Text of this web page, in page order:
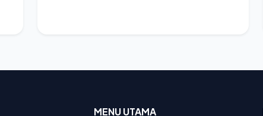
MENU UTAMA